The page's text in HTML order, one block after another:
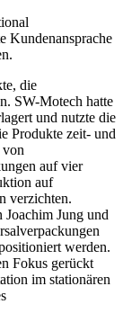
Kundenansprache
die
SW-Motech hatte
und nutzte die
Produkte zeit- und
von
auf vier
auf
verzichten.
Joachim Jung und
werden.
Fokus gerückt
im stationären